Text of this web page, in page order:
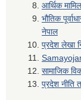
आर्थिक
भौतिक
नेपाल
प्रदेश लेखा
सामाजिक
प्रदेश नीति